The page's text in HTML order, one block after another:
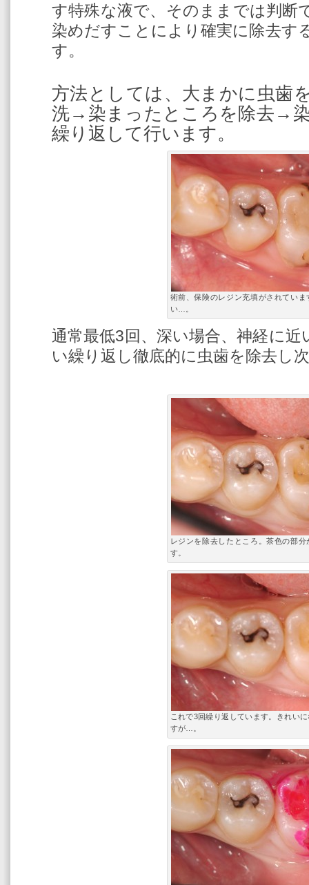
す特殊な液で、そのままでは判断
染めだすことにより確実に除去す
す。
方法としては、大まかに虫歯
洗→染まったところを除去→
繰り返して行います。
術前、保険のレジン充填がされてい
い…。
通常最低3回、深い場合、神経に
い繰り返し徹底的に虫歯を除去し
レジンを除去したところ。茶色の部
す。
これで3回繰り返しています。きれい
すが…。